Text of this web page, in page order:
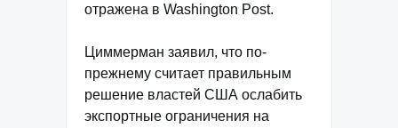
отражена в Washington Post.
Циммерман заявил, что по-
прежнему считает правильным
решение властей США ослабить
экспортные ограничения на